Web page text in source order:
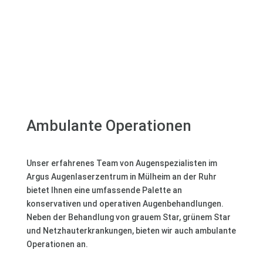
Ambulante Operationen
Unser erfahrenes Team von Augenspezialisten im
Argus Augenlaserzentrum in Mülheim an der Ruhr
bietet Ihnen eine umfassende Palette an
konservativen und operativen Augenbehandlungen.
Neben der Behandlung von grauem Star, grünem Star
und Netzhauterkrankungen, bieten wir auch ambulante
Operationen an.